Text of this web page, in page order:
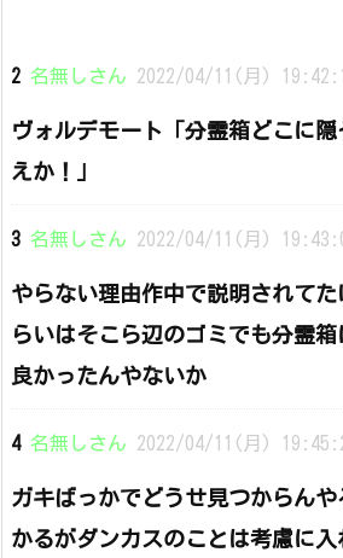
2 名無しさん 2022/04/11(月)
ヴォルデモート「分霊箱どこに
えか！」
3 名無しさん 2022/04/11(月)
やらない理由作中で説明されて
らいはそこら辺のゴミでも分霊
良かったんやないか
4 名無しさん 2022/04/11(月)
ガキばっかでどうせ見つからん
かるがダンカスのことは考慮に